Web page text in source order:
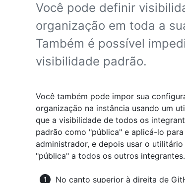
Você pode definir
organização em toda a
Também é possível
visibilidade padrão.
Você também pode impor sua
organização na instância usando um
que a visibilidade de todos os
padrão como "pública" e aplicá-lo
administrador, e depois usar o
"pública" a todos os outros integrantes.
No canto superior à direita de